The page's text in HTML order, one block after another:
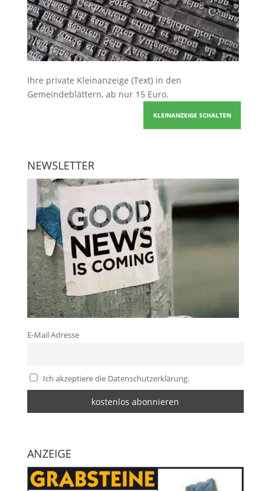
Ihre private Kleinanzeige (Text) in den
Gemeindeblättern, ab nur 15 Euro.
KLEINANZEIGE SCHALTEN
NEWSLETTER
E-Mail Adresse
Ich akzeptiere die Datenschutzerklärung.
ANZEIGE